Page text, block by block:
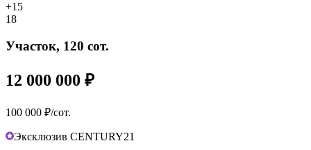
+15
18
Участок, 120 сот.
12 000 000 ₽
100 000 ₽/сот.
Эксклюзив CENTURY21